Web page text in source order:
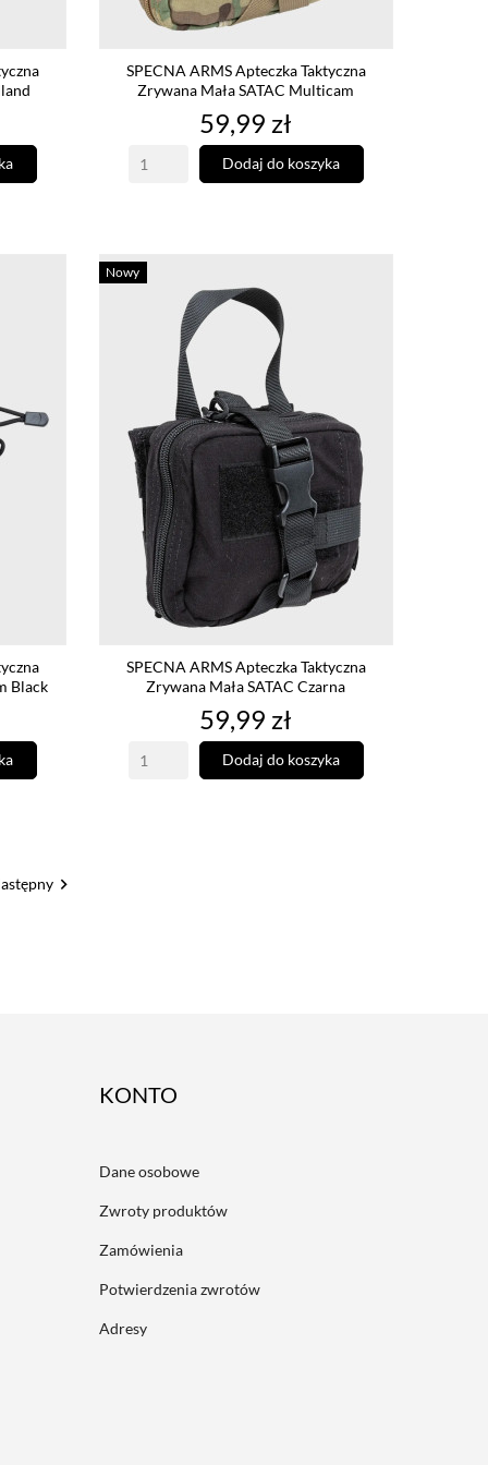
SPECNA ARMS Apteczka Taktyczna
Zrywana Mała SATAC Multicam
Cena
59,99 zł
Dodaj do koszyka
Black
SPECNA ARMS Apteczka Taktyczna
Zrywana Mała SATAC Czarna
Cena
59,99 zł
Dodaj do koszyka
Nowy

ACCOUNT
Dane osobowe
Zwroty produktów
Zamówienia
Potwierdzenia zwrotów
Adresy